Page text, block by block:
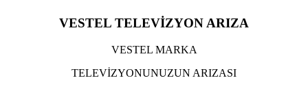
VESTEL TELEVİZYON ARIZA
VESTEL MARKA
TELEVİZYONUNUZUN ARIZASI